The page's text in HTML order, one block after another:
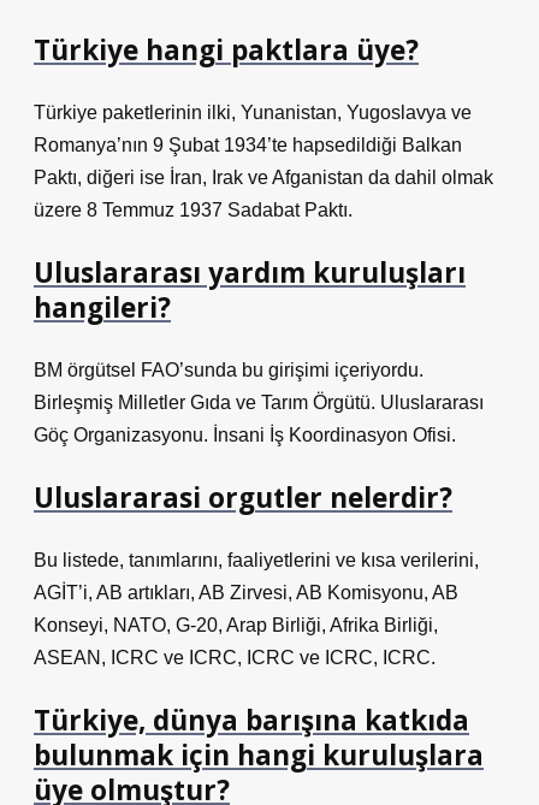
Türkiye hangi paktlara üye?
Türkiye paketlerinin ilki, Yunanistan, Yugoslavya ve
Romanya’nın 9 Şubat 1934’te hapsedildiği Balkan
Paktı, diğeri ise İran, Irak ve Afganistan da dahil olmak
üzere 8 Temmuz 1937 Sadabat Paktı.
Uluslararası yardım kuruluşları
hangileri?
BM örgütsel FAO’sunda bu girişimi içeriyordu.
Birleşmiş Milletler Gıda ve Tarım Örgütü. Uluslararası
Göç Organizasyonu. İnsani İş Koordinasyon Ofisi.
Uluslararasi orgutler nelerdir?
Bu listede, tanımlarını, faaliyetlerini ve kısa verilerini,
AGİT’i, AB artıkları, AB Zirvesi, AB Komisyonu, AB
Konseyi, NATO, G-20, Arap Birliği, Afrika Birliği,
ASEAN, ICRC ve ICRC, ICRC ve ICRC, ICRC.
Türkiye, dünya barışına katkıda
bulunmak için hangi kuruluşlara
üye olmuştur?